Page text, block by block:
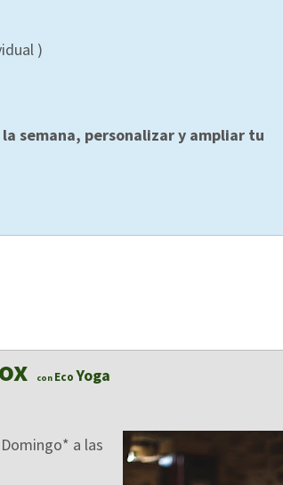
)
semana, personalizar y ampliar tu
con Eco Yoga
a las